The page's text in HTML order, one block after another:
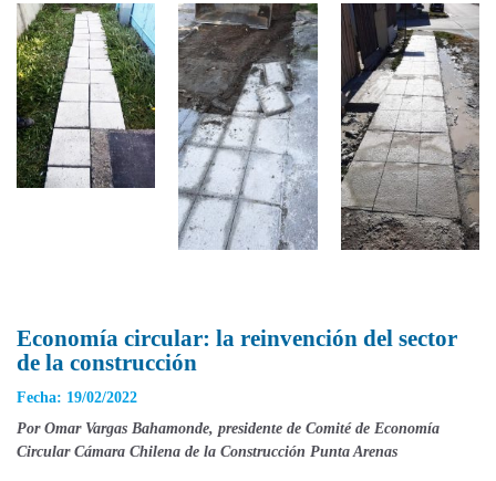
Economía circular: la reinvención del sector
de la construcción
Fecha: 19/02/2022
Por Omar Vargas Bahamonde, presidente de Comité de Economía
Circular Cámara Chilena de la Construcción Punta Arenas